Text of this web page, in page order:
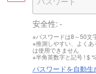
安全性: -
※パスワードは8～50文
※推測しやすい、よく
は使用できません
※半角英数字と記号 ! $
パスワードを自動生